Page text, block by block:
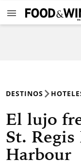
DESTINOS
El lujo
St. Regis
Harbour